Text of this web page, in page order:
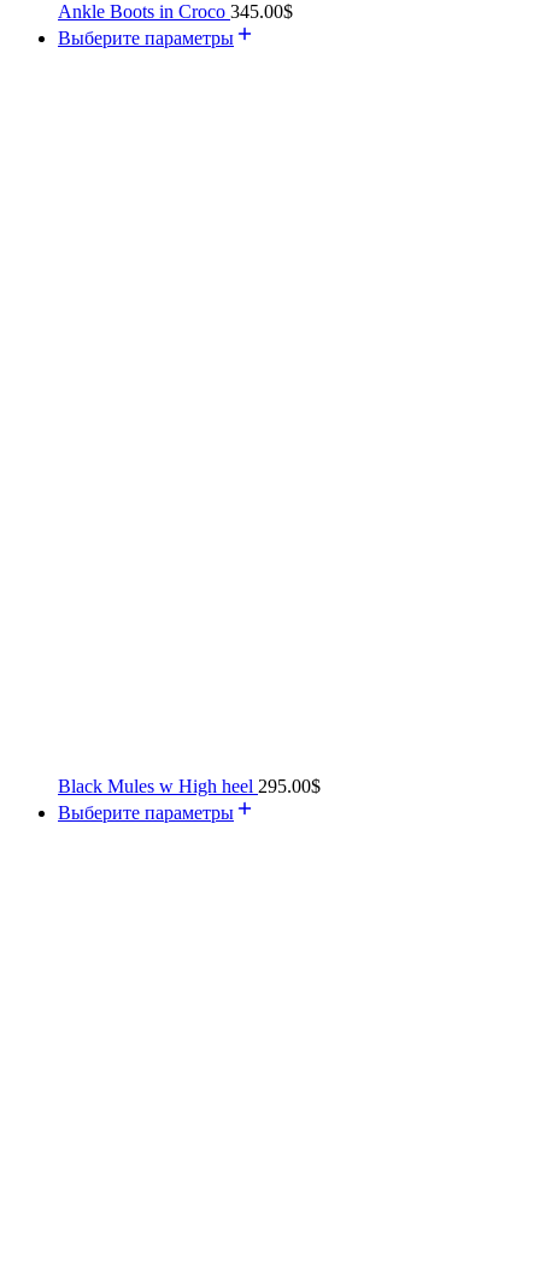
Ankle Boots in Croco 345.00$
Выберите параметры
Black Mules w High heel 295.00$
Выберите параметры